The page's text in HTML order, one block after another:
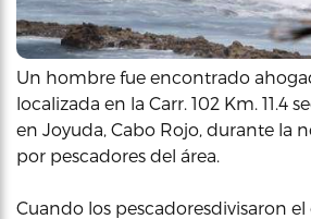
Un hombre fue encontrado
localizada en la Carr. 102 Km. 11.4
en Joyuda, Cabo Rojo, durante la
por pescadores del área.
Cuando los pescadoresdivisaron